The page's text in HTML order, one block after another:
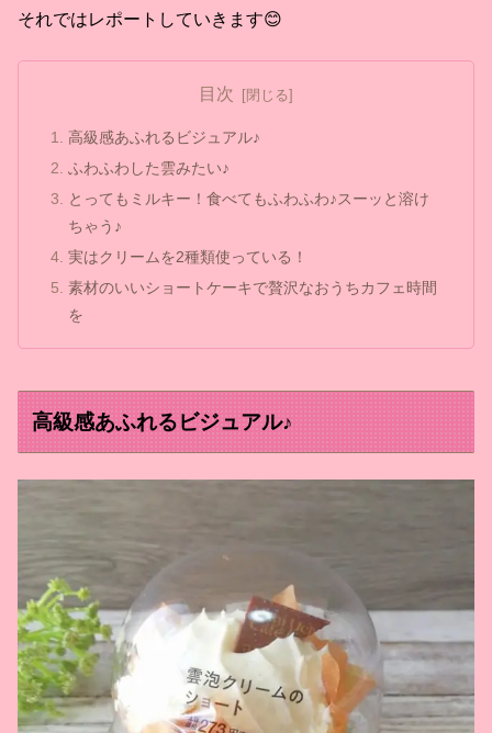
それではレポートしていきます😊
目次
高級感あふれるビジュアル♪
ふわふわした雲みたい♪
とってもミルキー！食べてもふわふわ♪スーッと溶け
ちゃう♪
実はクリームを2種類使っている！
素材のいいショートケーキで贅沢なおうちカフェ時間
を
高級感あふれるビジュアル♪